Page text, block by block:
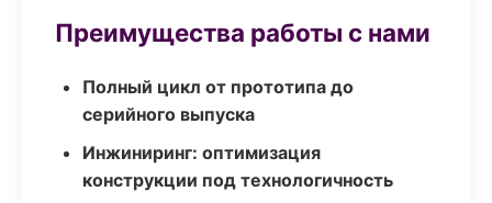
Преимущества работы с нами
Полный цикл от прототипа до
серийного выпуска
Инжиниринг: оптимизация
конструкции под технологичность